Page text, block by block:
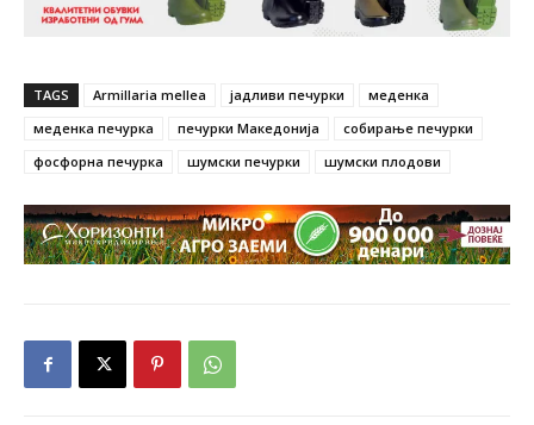
TAGS Armillaria mellea јадливи печурки
меденка
меденка печурка
печурки Македонија
собирање печурки
фосфорна печурка
шумски печурки шумски плодови